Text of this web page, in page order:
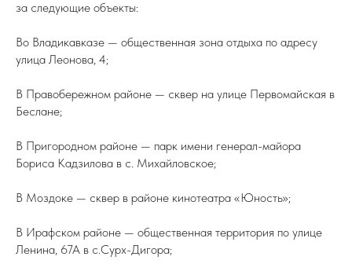
за следующие объекты:
Во Владикавказе — общественная зона отдыха по адресу
улица Леонова, 4;
В Правобережном районе — сквер на улице Первомайская в
Беслане;
В Пригородном районе — парк имени генерал-майора
Бориса Кадзилова в с. Михайловское;
В Моздоке — сквер в районе кинотеатра «Юность»;
В Ирафском районе — общественная территория по улице
Ленина, 67А в с.Сурх-Дигора;